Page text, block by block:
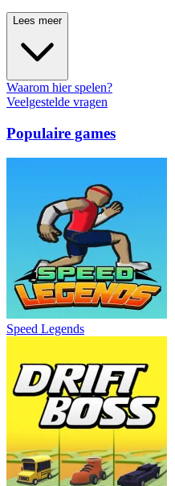
Lees meer
Waarom hier spelen?
Veelgestelde vragen
Populaire games
Speed Legends